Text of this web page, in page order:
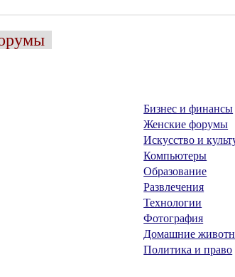
Бизнес и финансы
Женские форумы
Искусство и
Компьютеры
Образование
Развлечения
Технологии
Фотография
Домашние
Политика и право